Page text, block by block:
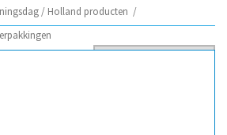
/ Holland producten /